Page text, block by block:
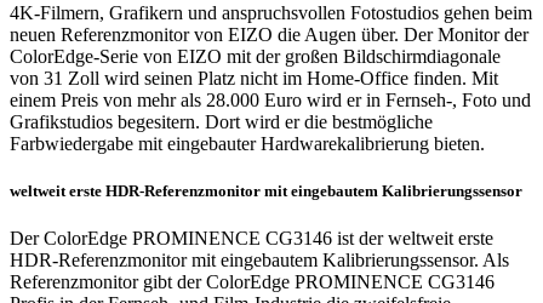
4K-Filmern, Grafikern und anspruchsvollen Fotostudios gehen beim
neuen Referenzmonitor von EIZO die Augen über. Der Monitor der
ColorEdge-Serie von EIZO mit der großen Bildschirmdiagonale
von 31 Zoll wird seinen Platz nicht im Home-Office finden. Mit
einem Preis von mehr als 28.000 Euro wird er in Fernseh-, Foto und
Grafikstudios begesitern. Dort wird er die bestmögliche
Farbwiedergabe mit eingebauter Hardwarekalibrierung bieten.
weltweit erste HDR-Referenzmonitor mit eingebautem Kalibrierungssensor
Der ColorEdge PROMINENCE CG3146 ist der weltweit erste
HDR-Referenzmonitor mit eingebautem Kalibrierungssensor. Als
Referenzmonitor gibt der ColorEdge PROMINENCE CG3146